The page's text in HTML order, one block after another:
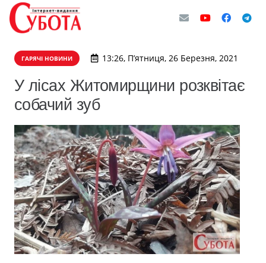
ГАРЯЧІ НОВИНИ 13:26, П’ятниця, 26 Березня, 2021
У лісах Житомирщини розквітає
собачий зуб